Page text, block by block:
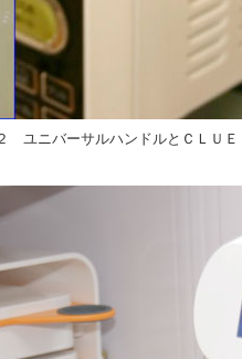
ユニバーサルハンドルとＣＬＵＥ